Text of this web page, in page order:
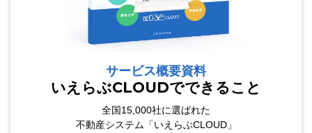
サービス概要資料
いえらぶCLOUDでできること
全国15,000社に選ばれた
不動産システム「いえらぶCLOUD」